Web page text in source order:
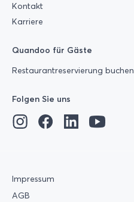
Kontakt
Karriere
Quandoo für Gäste
Restaurantreservierung buchen
Folgen Sie uns
Impressum
AGB